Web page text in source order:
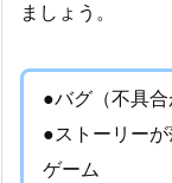
ましょう。
●バグ（不具
●ストーリー
ゲーム